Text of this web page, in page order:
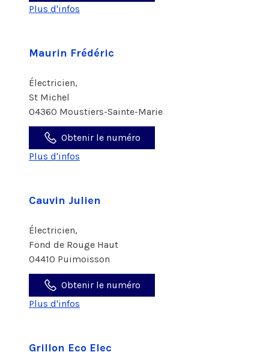
Plus d'infos
Maurin Frédéric
Électricien,
St Michel
04360 Moustiers-Sainte-Marie
Obtenir le numéro
Plus d'infos
Cauvin Julien
Électricien,
Fond de Rouge Haut
04410 Puimoisson
Obtenir le numéro
Plus d'infos
Grillon Eco Elec